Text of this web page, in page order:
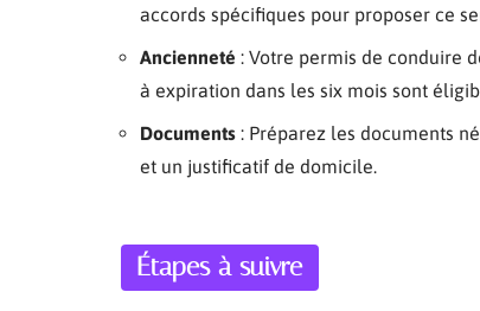
accords spécifiques pour proposer ce
Ancienneté : Votre permis de conduire
à expiration dans les six mois sont
Documents : Préparez les documents
et un justificatif de domicile.
Étapes à suivre